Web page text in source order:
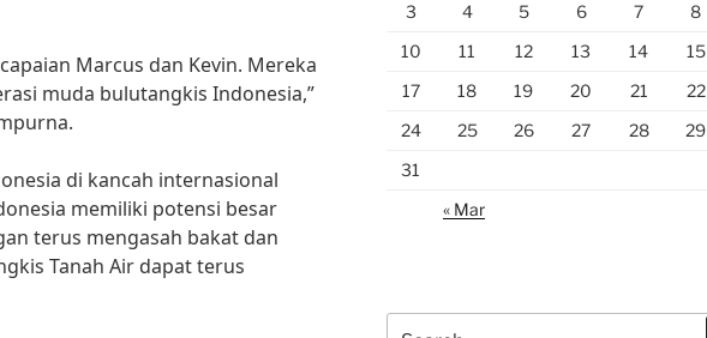
Marcus dan Kevin. Mereka
muda bulutangkis Indonesia,”
di kancah internasional
memiliki potensi besar
terus mengasah bakat dan
Tanah Air dapat terus
3
4 5 6 7 8
10
11 12 13 14 15
17
18 19 20 21 22
24
25 26 27 28 29
31
« Mar